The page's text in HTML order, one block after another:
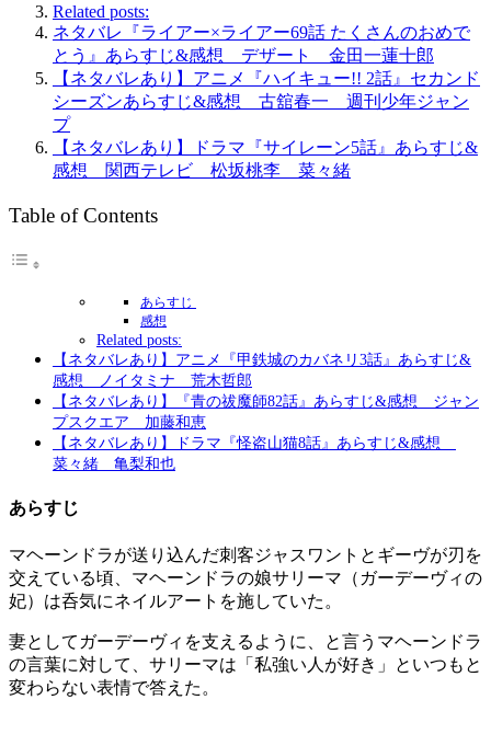
Related posts:
ネタバレ『ライアー×ライアー69話 たくさんのおめで
とう』あらすじ&感想 デザート 金田一蓮十郎
【ネタバレあり】アニメ『ハイキュー!! 2話』セカンド
シーズンあらすじ&感想 古舘春一 週刊少年ジャン
プ
【ネタバレあり】ドラマ『サイレーン5話』あらすじ&
感想 関西テレビ 松坂桃李 菜々緒
Table of Contents
あらすじ
感想
Related posts:
【ネタバレあり】アニメ『甲鉄城のカバネリ3話』あらすじ&
感想 ノイタミナ 荒木哲郎
【ネタバレあり】『青の祓魔師82話』あらすじ&感想 ジャン
プスクエア 加藤和恵
【ネタバレあり】ドラマ『怪盗山猫8話』あらすじ&感想
菜々緒 亀梨和也
あらすじ
マヘーンドラが送り込んだ刺客ジャスワントとギーヴが刃を
交えている頃、マヘーンドラの娘サリーマ（ガーデーヴィの
妃）は呑気にネイルアートを施していた。
妻としてガーデーヴィを支えるように、と言うマヘーンドラ
の言葉に対して、サリーマは「私強い人が好き」といつもと
変わらない表情で答えた。